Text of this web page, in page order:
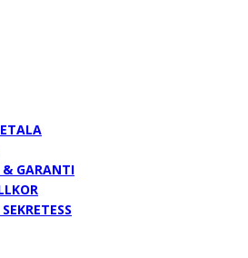
& GARANTI